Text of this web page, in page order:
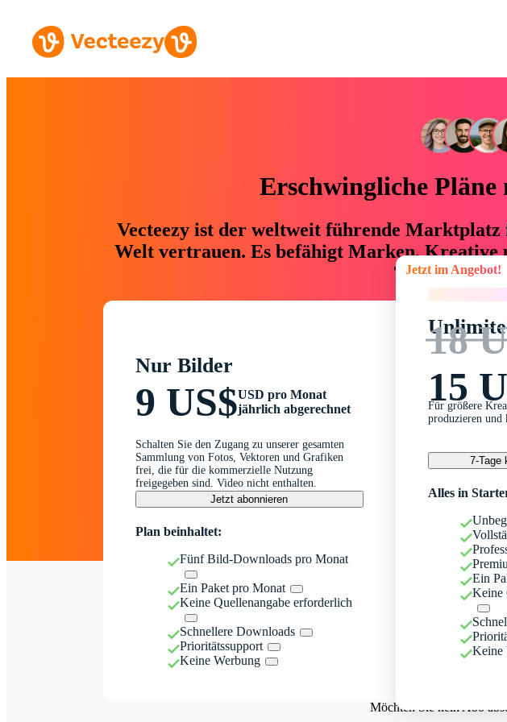
Erschwingliche
Vecteezy ist der weltweit führende Marktplatz
Welt vertrauen. Es befähigt Marken, Kreative
76 % an Zeit
Nur Bilder
9 US$USD pro Monat
jährlich abgerechnet
Schalten Sie den Zugang zu unserer gesamten
Sammlung von Fotos, Vektoren und Grafiken
frei, die für die kommerzielle Nutzung
freigegeben sind. Video nicht enthalten.
Jetzt abonnieren
Plan beinhaltet:
Fünf Bild-Downloads pro Monat
Ein Paket pro Monat
Keine Quellenangabe erforderlich
Schnellere Downloads
Prioritätssupport
Keine Werbung
Jetzt im Angebot!
18
15
Für größere
produzieren und
7-Tage
Alles in
Ein
Keine
Keine
Möchten Sie kein Abo